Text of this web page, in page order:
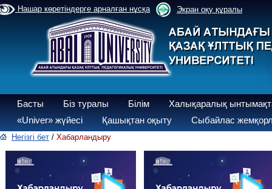
Нашар көретіндерге арналған нұсқа Экран оқу құралы
Басты Біз туралы Білім
Халықаралық
«Univer» жүйесі
Қашықтан оқыту Сыбайлас
Негізгі бет / Хабарландыру